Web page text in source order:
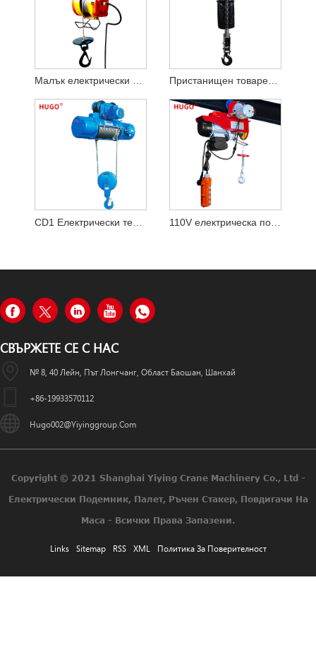
Малък електрически подемник Пристанищен товарен електрически подемник
СВЪРЖЕТЕ СЕ С НАС
№ 8, 40 Лейн, Път Лонгчанг, Област Баошан, Шанхай
+86-19933570112
Hugo002@yiyinggroup.com
Copyright © 2021 Shanghai Yiying Crane Machinery Co., Ltd -
Електрически Подемник, Палет, Ръчен Стакер, Повдигачи На
Маса - Всички Права Запазени.
Links Sitemap RSS XML Политика За Поверителност